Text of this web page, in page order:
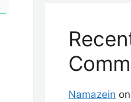
Namazein on